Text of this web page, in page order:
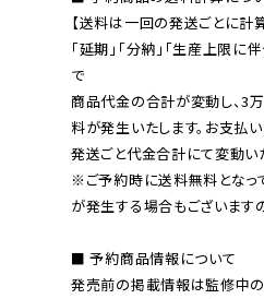
【送料は一回の発送ごとに計
「延期」「分納」「生産上限に
で
商品代金の合計が変動し、3
料が発生いたします。お支払
※ご予約時に送料無料となっ
が発生する場合もございます
■ 予約商品情報について
発売前の掲載情報は監修中の